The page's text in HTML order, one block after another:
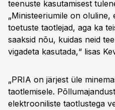
teenuste kasutamisest
„Ministeeriumile on oluline,
toetuste taotlejad, aga ka
saaksid nõu, kuidas neid
vigadeta kasutada,“ lisas
„PRIA on järjest üle
taotlemisele.
elektrooniliste taotlustega